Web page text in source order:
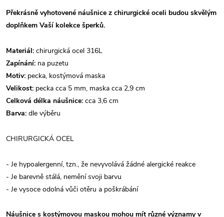
Překrásně vyhotovené náušnice z chirurgické oceli budou skvělým
doplňkem Vaší kolekce šperků.
Materiál: chirurgická ocel 316L
Zapínání: na puzetu
Motiv: pecka, kostýmová maska
Velikost: pecka cca 5 mm, maska cca 2,9 cm
Celková délka náušnice: cca 3,6 cm
Barva: dle výběru
CHIRURGICKÁ OCEL
- Je hypoalergenní, tzn., že nevyvolává žádné alergické reakce
- Je barevně stálá, nemění svoji barvu
- Je vysoce odolná vůči otěru a poškrábání
Náušnice s kostýmovou maskou mohou mít různé významy v